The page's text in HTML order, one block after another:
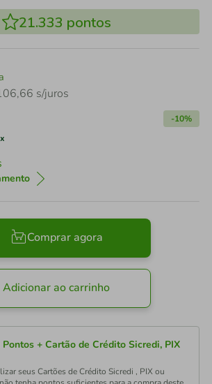
21.333 pontos
,66 s/juros
-10%
Comprar agora
Adicionar ao carrinho
Pontos + Cartão de Crédito Sicredi, PIX
seus Cartões de Crédito Sicredi , PIX ou